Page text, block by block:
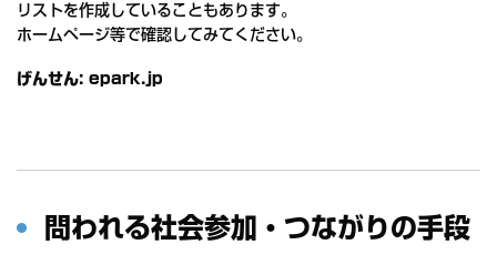
リストを作成していることもあります。
ホームページ等で確認してみてください。
げんせん: epark.jp
問われる社会参加・つながりの手段